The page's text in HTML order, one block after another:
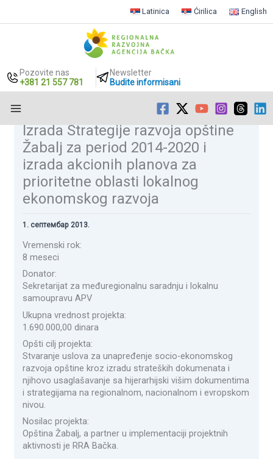
садржај
Latinica Ćirilica English
Pozovite nas
+381 21 557 781
Newsletter
Budite informisani
Izrada Strategije razvoja opštine
Žabalj za period 2014-2020 i
izrada akcionih planova za
prioritetne oblasti lokalnog
ekonomskog razvoja
1. септембар 2013.
Vremenski rok:
8 meseci
Donator:
Sekretarijat za međuregionalnu saradnju i lokalnu
samoupravu APV
Ukupna vrednost projekta:
1.690.000,00 dinara
Opšti cilj projekta:
Stvaranje uslova za unapređenje socio-ekonomskog
razvoja opštine kroz izradu strateških dokumenata i
njihovo usaglašavanje sa hijerarhijski višim dokumentima
i strategijama na regionalnom, nacionalnom i evropskom
nivou.
Nosilac projekta:
Opština Žabalj, a partner u implementaciji projektnih
aktivnosti je RRA Bačka.